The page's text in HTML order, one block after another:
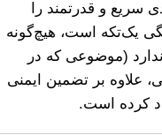
سریع و قدرتمند را
یک‌تکه است، هیچ‌گونه
(موضوعی که در
علاوه بر تضمین ایمنی
کرده است.